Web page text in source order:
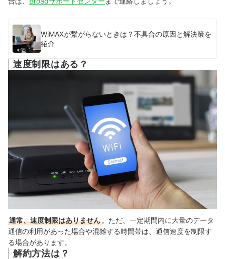
WiMAXが繋がらないときは？不具合の原因と解決策を
紹介
速度制限はある？
通常、速度制限はありません 。ただ、一定期間内に大量のデータ
通信の利用があった場合や混雑する時間帯は、通信速度を制限す
る場合があります。
解約方法は？